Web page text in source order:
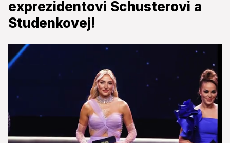
exprezidentovi Schusterovi a
Studenkovej!
Na významnom galavečeri nechýbala moderátorská
stálica.